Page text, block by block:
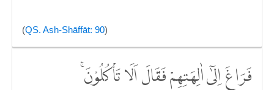
(QS. Ash-Shāffāt: 90)
فَرَاغَ اِلٰٓى اٰلِهَتِهِمْ فَقَالَ اَلَا تَأْكُلُوْنَۚ